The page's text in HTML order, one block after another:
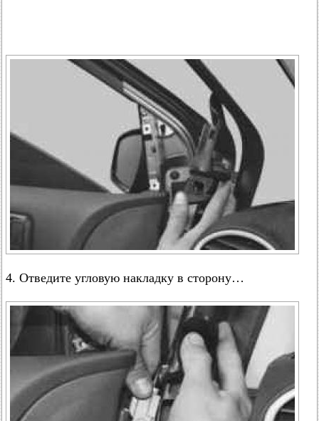
4. Отведите угловую накладку в сторону…